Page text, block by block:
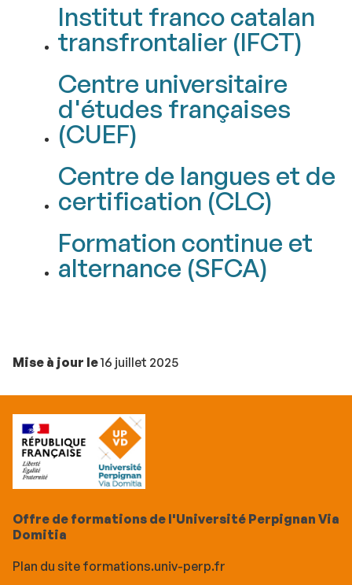
Institut franco catalan
transfrontalier (IFCT)
Centre universitaire
d'études françaises
(CUEF)
Centre de langues et de
certification (CLC)
Formation continue et
alternance (SFCA)
Mise à jour le16 juillet 2025
Offre de formations de l'Université Perpignan Via
Domitia
Plan du site formations.univ-perp.fr